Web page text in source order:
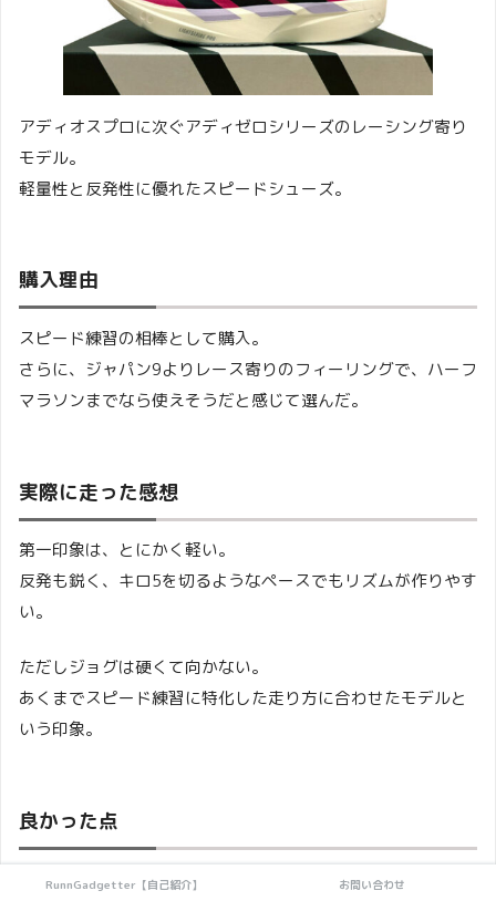
アディオスプロに次ぐアディゼロシリーズのレーシング寄り
モデル。
軽量性と反発性に優れたスピードシューズ。
購入理由
スピード練習の相棒として購入。
さらに、ジャパン9よりレース寄りのフィーリングで、ハーフ
マラソンまでなら使えそうだと感じて選んだ。
実際に走った感想
第一印象は、とにかく軽い。
反発も鋭く、キロ5を切るようなペースでもリズムが作りやす
い。
ただしジョグは硬くて向かない。
あくまでスピード練習に特化した走り方に合わせたモデルと
いう印象。
良かった点
スピード練習では抜群のキレ
RunnGadgetter【自己紹介】 お問い合わせ